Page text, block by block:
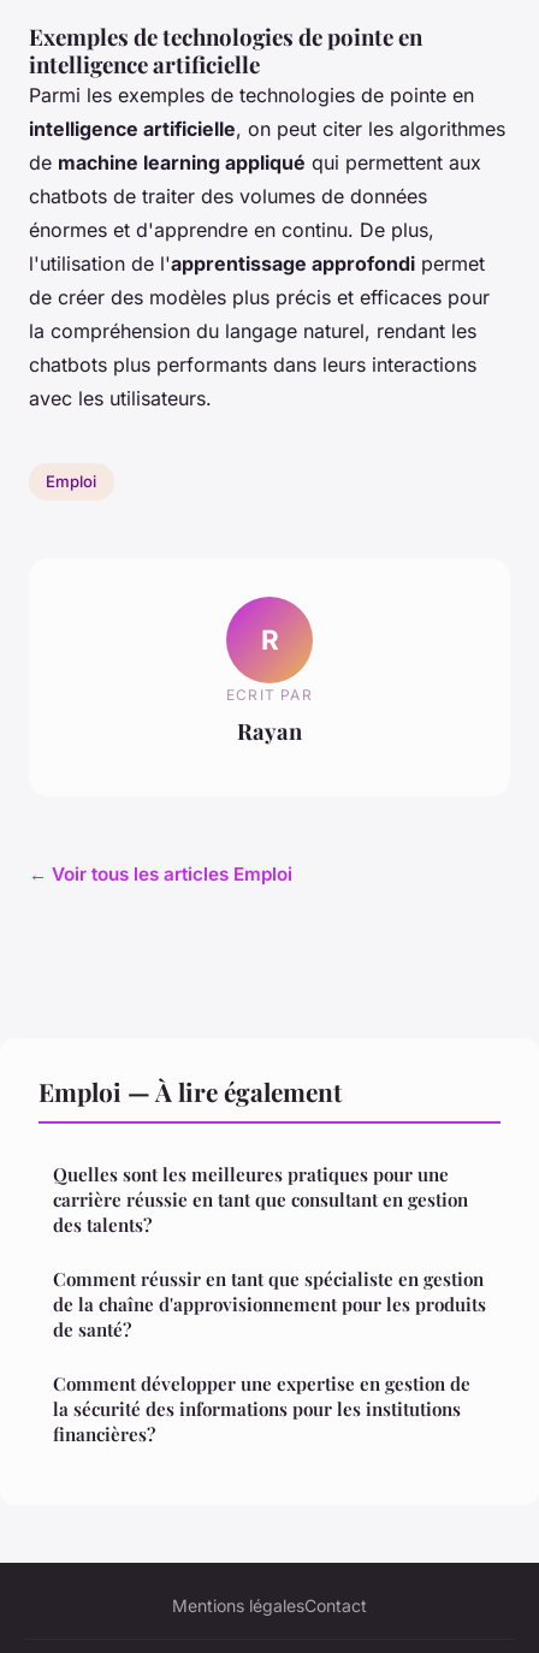
Exemples de technologies de pointe en
intelligence artificielle
Parmi les exemples de technologies de pointe en
intelligence artificielle, on peut citer les algorithmes
de machine learning appliqué qui permettent aux
chatbots de traiter des volumes de données
énormes et d'apprendre en continu. De plus,
l'utilisation de l'apprentissage approfondi permet
de créer des modèles plus précis et efficaces pour
la compréhension du langage naturel, rendant les
chatbots plus performants dans leurs interactions
avec les utilisateurs.
Emploi
R
ECRIT PAR
Rayan
← Voir tous les articles Emploi
Emploi — À lire également
Quelles sont les meilleures pratiques pour une
carrière réussie en tant que consultant en gestion
des talents?
Comment réussir en tant que spécialiste en gestion
de la chaîne d'approvisionnement pour les produits
de santé?
Comment développer une expertise en gestion de
la sécurité des informations pour les institutions
financières?
Mentions légalesContact